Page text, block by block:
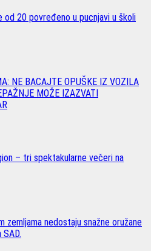
od 20 povređeno u pucnjavi u školi
NE BACAJTE OPUŠKE IZ VOZILA
MOŽE IZAZVATI
– tri spektakularne večeri na
zemljama nedostaju snažne oružane